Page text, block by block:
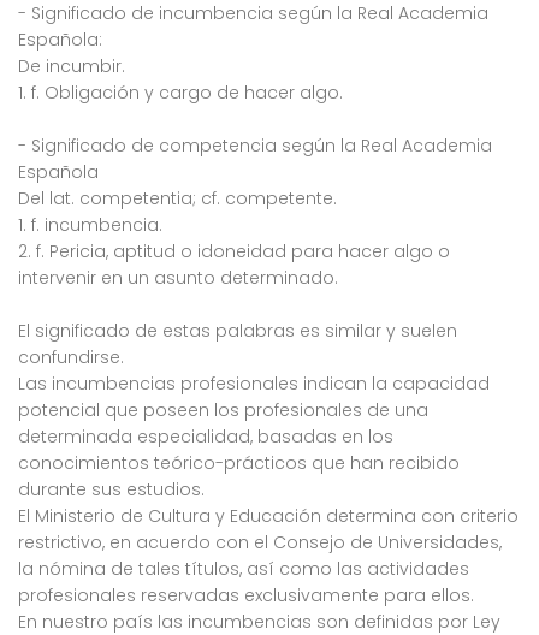
- Significado de incumbencia según la Real Academia
Española:
De incumbir.
1. f. Obligación y cargo de hacer algo.
- Significado de competencia según la Real Academia
Española
Del lat. competentia; cf. competente.
1. f. incumbencia.
2. f. Pericia, aptitud o idoneidad para hacer algo o
intervenir en un asunto determinado.
El significado de estas palabras es similar y suelen
confundirse.
Las incumbencias profesionales indican la capacidad
potencial que poseen los profesionales de una
determinada especialidad, basadas en los
conocimientos teórico-prácticos que han recibido
durante sus estudios.
El Ministerio de Cultura y Educación determina con criterio
restrictivo, en acuerdo con el Consejo de Universidades,
la nómina de tales títulos, así como las actividades
profesionales reservadas exclusivamente para ellos.
En nuestro país las incumbencias son definidas por Ley